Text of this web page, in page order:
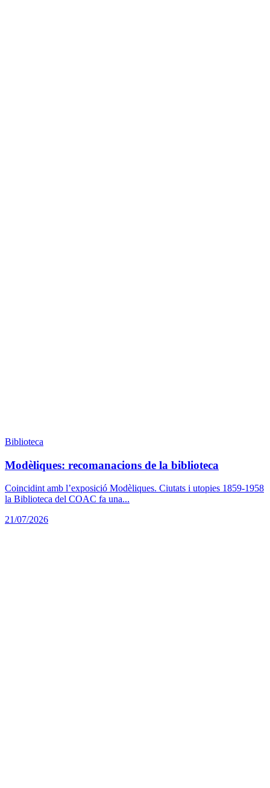
Biblioteca
Modèliques: recomanacions de la biblioteca
Coincidint amb l’exposició Modèliques. Ciutats i utopies 1859-1958
la Biblioteca del COAC fa una...
21/07/2026